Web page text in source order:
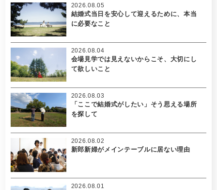
結婚式当日を安心して迎えるために、本当
に必要なこと
2026.08.05
会場見学では見えないからこそ、大切にし
て欲しいこと
2026.08.04
「ここで結婚式がしたい」そう思える場所
を探して
2026.08.03
新郎新婦がメインテーブルに居ない理由
2026.08.02
2026.08.01